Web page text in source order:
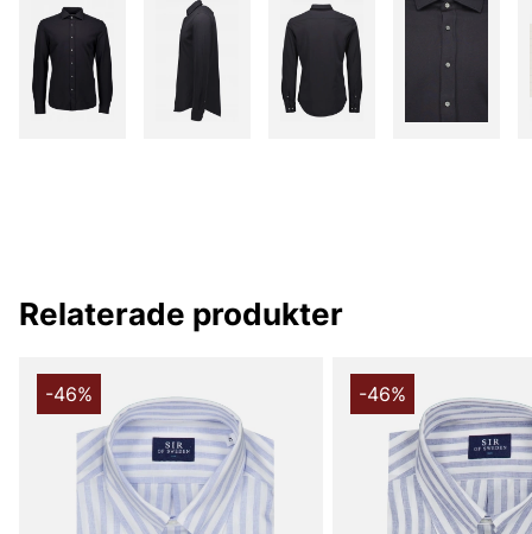
Relaterade produkter
-46% -46%